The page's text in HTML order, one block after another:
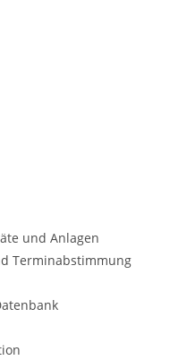
und Anlagen
Terminabstimmung